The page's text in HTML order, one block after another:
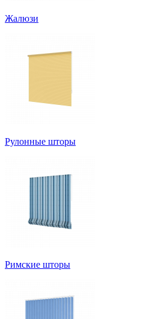
Жалюзи
Рулонные шторы
Римские шторы